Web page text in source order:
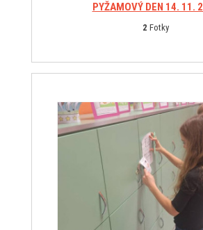
PYŽAMOVÝ DEN 14. 11.
2 Fotky